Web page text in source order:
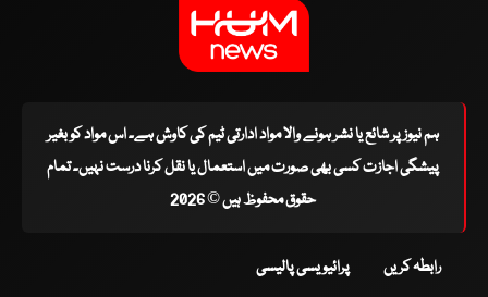
ہم نیوز پر شائع یا نشر ہونے والا مواد ادارتی ٹیم کی کاوش ہے۔ اس مواد کو بغیر
پیشگی اجازت کسی بھی صورت میں استعمال یا نقل کرنا درست نہیں۔ تمام
حقوق محفوظ ہیں © 2026
رابطہ کریں پرائیویسی پالیسی